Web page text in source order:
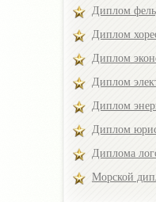
Диплом
Диплом
Диплом
Диплом
Диплом
Диплом
Диплома
Морской